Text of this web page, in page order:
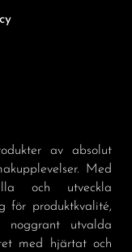
av absolut
Med
och utveckla
för produktkvalité,
utvalda
med hjärtat och